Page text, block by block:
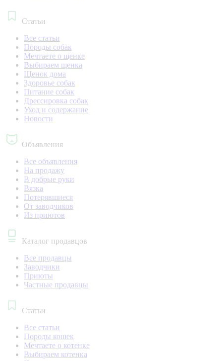
Статьи
Все статьи
Породы собак
Мечтаете о щенке
Выбираем щенка
Щенок дома
Здоровье собак
Питание собак
Дрессировка собак
Уход и содержание
Новости
Объявления
Все объявления
На продажу
В добрые руки
Вязка
Потерявшиеся
От заводчиков
Из приютов
Каталог продавцов
Все продавцы
Заводчики
Приюты
Частные продавцы
Статьи
Все статьи
Породы кошек
Мечтаете о котенке
Выбираем котенка